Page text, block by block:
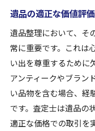
遺品の適正な価値評
遺品整理において、そ
常に重要です。これは
い出を尊重するために
アンティークやブラン
い品物を含む場合、経
です。査定士は遺品の
適正な価格での取引を